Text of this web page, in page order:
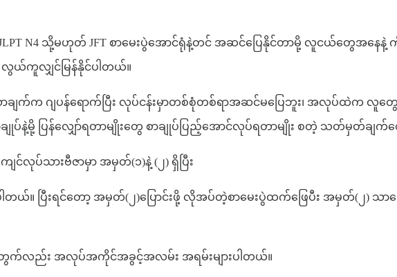
N4 သို့မဟုတ် JFT စာမေးပွဲအောင်ရုံနဲ့တင် အဆင်ပြေနိုင်တာမို့ လူငယ်တွေအနေနဲ့
ယ်ကူလျှင်မြန်နိုင်ပါတယ်။
သာချက်က ဂျပန်ရောက်ပြီး လုပ်ငန်းမှာတစ်စုံတစ်ရာအဆင်မပြေဘူး၊ အ
ပ်နဲ့မို့ ပြန်လျှော်ရတာမျိုးတွေ စာချုပ်ပြည့်အောင်လုပ်ရတာမျိုး စတဲ့ သတ်မှတ်ချက်
ျင်လုပ်သားဗီဇာမှာ အမှတ်(၁)နဲ့ (၂) ရှိပြီး
တယ်။ ပြီးရင်တော့ အမှတ်(၂)ပြောင်းဖို့ လိုအပ်တဲ့စာမေးပွဲထက်ဖြေပီး အမှတ်(၂) သ
တွက်လည်း အလုပ်အကိုင်အခွင့်အလမ်း အရမ်းများပါတယ်။